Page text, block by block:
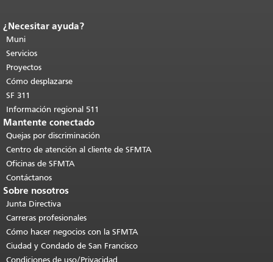
Fin del contenido de la página.
de esta página se repite en todas las
páginas.Volver al principio del
contenido principal
¿Necesitar ayuda?
Muni
Servicios
Proyectos
Cómo desplazarse
SF 311
Información regional 511
Mantente conectado
Quejas por discriminación
Centro de atención al cliente de SFMTA
Oficinas de SFMTA
Contáctanos
Sobre nosotros
Junta Directiva
Carreras profesionales
Cómo hacer negocios con la SFMTA
Ciudad y Condado de San Francisco
Condiciones de uso/Privacidad